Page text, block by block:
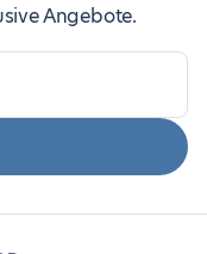
Angebote.